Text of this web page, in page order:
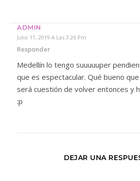
ADMIN
Julio 11, 2019 A Las 3:26 Pm
Responder
Medellín lo tengo suuuuuper
que es espectacular. Qué bueno
será cuestión de volver entonces y
:p
DEJAR UNA